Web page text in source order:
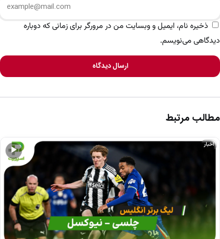
ذخیره نام، ایمیل و وبسایت من در مرورگر برای زمانی که دوباره
دیدگاهی می‌نویسم.
ارسال دیدگاه
مطالب مرتبط
▶
اخبار